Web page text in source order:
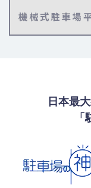
日本最